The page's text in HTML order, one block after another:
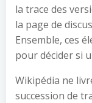
la trace des
la page de
Ensemble, ces
pour décider si
Wikipédia ne
succession de